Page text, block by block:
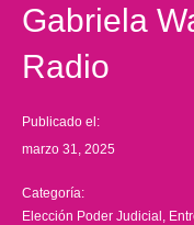
Gabriela
Radio
Publicado el:
marzo 31, 2025
Categoría:
Elección Poder Judicial